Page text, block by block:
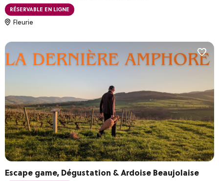
RÉSERVABLE EN LIGNE
Fleurie
Escape game, Dégustation & Ardoise Beaujolaise